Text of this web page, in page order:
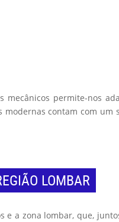
mecânicos permite-nos
contam com
LOMBAR
e a zona lombar, que,